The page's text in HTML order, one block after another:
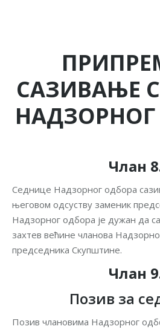
САЗИВАЊЕ
Члан
Седнице Надзорног одбора
његовом одсуству заменик
Надзорног одбора је дужан да
захтев већине чланова
председника Скупштине.
Члан
Позив за
Позив члановима Надзорног